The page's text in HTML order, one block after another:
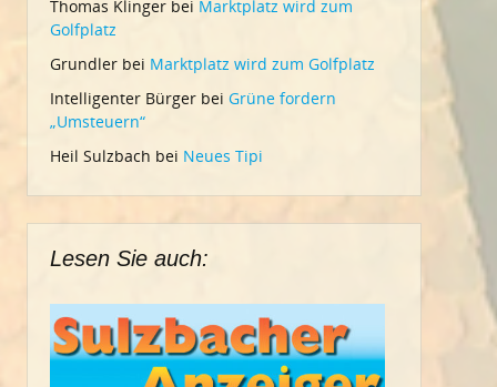
Thomas Klinger bei Marktplatz wird zum
Golfplatz
Grundler bei Marktplatz wird zum Golfplatz
Intelligenter Bürger bei Grüne fordern
„Umsteuern“
Heil Sulzbach bei Neues Tipi
Lesen Sie auch: